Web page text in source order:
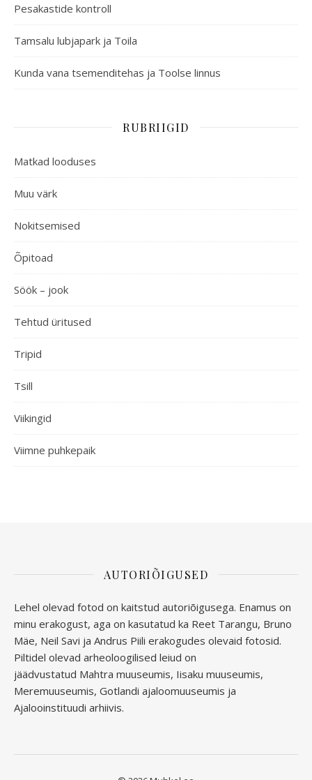
Pesakastide kontroll
Tamsalu lubjapark ja Toila
Kunda vana tsemenditehas ja Toolse linnus
RUBRIIGID
Matkad looduses
Muu värk
Nokitsemised
Õpitoad
Söök – jook
Tehtud üritused
Tripid
Tsill
Viikingid
Viimne puhkepaik
AUTORIÕIGUSED
Lehel olevad fotod on kaitstud autoriõigusega. Enamus on
minu erakogust, aga on kasutatud ka Reet Tarangu, Bruno
Mäe, Neil Savi ja Andrus Piili erakogudes olevaid fotosid.
Piltidel olevad arheoloogilised leiud on
jäädvustatud Mahtra muuseumis, Iisaku muuseumis,
Meremuuseumis, Gotlandi ajaloomuuseumis ja
Ajalooinstituudi arhiivis.